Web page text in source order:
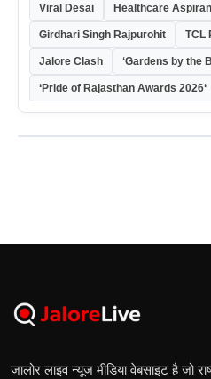
Viral Desai Healthcare
Girdhari Singh Rajpurohit TCL
Jalore Clash ‘Gardens by the
‘Pride of Rajasthan Awards 2026‘
जालोर लाइव न्यूज मीडिया वेबसाइट है जो